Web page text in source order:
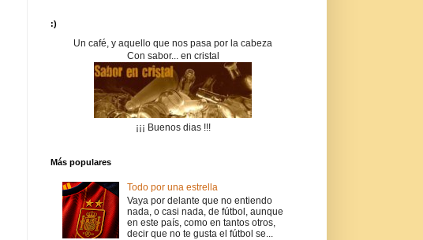
:)
Un café, y aquello que nos pasa por la cabeza
Con sabor... en cristal
¡¡¡ Buenos dias !!!
Más populares
Todo por una estrella
Vaya por delante que no entiendo
nada, o casi nada, de fútbol, aunque
en este país, como en tantos otros,
decir que no te gusta el fútbol se...